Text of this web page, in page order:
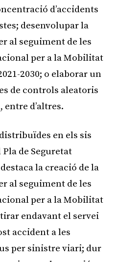
d’accidents
desenvolupar la
al seguiment de les
per a la Mobilitat
2030; o elaborar un
de controls aleatoris
entre d’altres.
en els sis
de Seguretat
la creació de la
al seguiment de les
per a la Mobilitat
endavant el servei
accident a les
per sinistre viari; dur